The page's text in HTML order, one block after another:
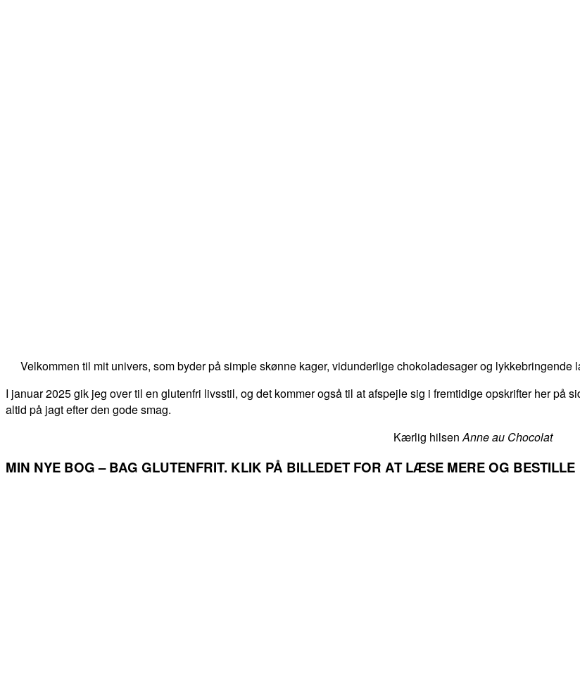
Velkommen til mit univers, som byder på simple skønne kager, vidunderlige chokoladesager og
I januar 2025 gik jeg over til en glutenfri livsstil, og det kommer også til at afspejle sig i fremtidige opskrifter her på
altid på jagt efter den gode smag.
Kærlig hilsenAnne au Chocolat
MIN NYE BOG – BAG GLUTENFRIT. KLIK PÅ BILLEDET FOR AT LÆSE MERE OG BESTILLE